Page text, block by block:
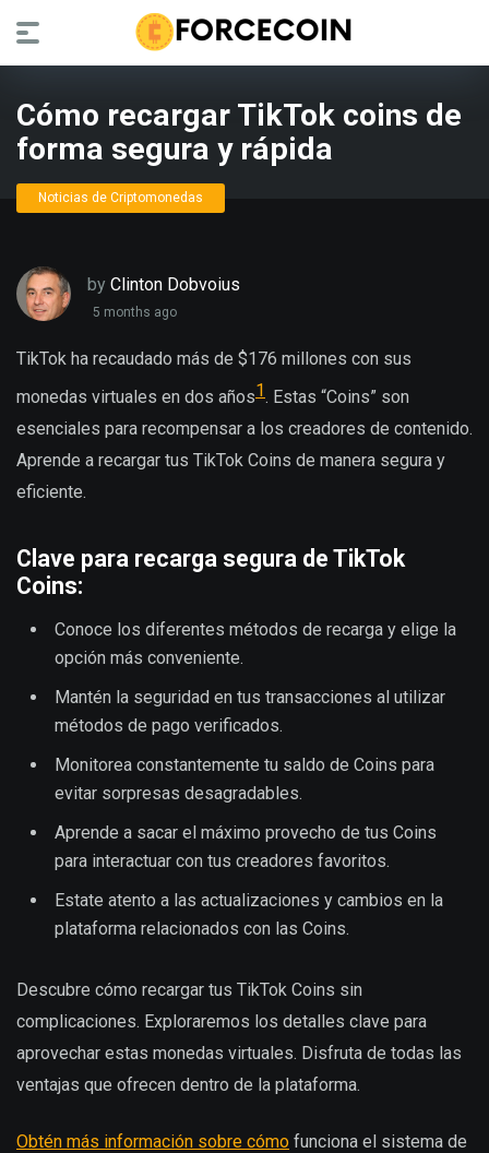
Cómo recargar TikTok coins de
forma segura y rápida
Noticias de Criptomonedas
by Clinton Dobvoius
5 months ago
TikTok ha recaudado más de $176 millones con sus
monedas virtuales en dos años1. Estas “Coins” son
esenciales para recompensar a los creadores de contenido.
Aprende a recargar tus TikTok Coins de manera segura y
eficiente.
Clave para recarga segura de TikTok
Coins:
Conoce los diferentes métodos de recarga y elige la
opción más conveniente.
Mantén la seguridad en tus transacciones al utilizar
métodos de pago verificados.
Monitorea constantemente tu saldo de Coins para
evitar sorpresas desagradables.
Aprende a sacar el máximo provecho de tus Coins
para interactuar con tus creadores favoritos.
Estate atento a las actualizaciones y cambios en la
plataforma relacionados con las Coins.
Descubre cómo recargar tus TikTok Coins sin
complicaciones. Exploraremos los detalles clave para
aprovechar estas monedas virtuales. Disfruta de todas las
ventajas que ofrecen dentro de la plataforma.
Obtén más información sobre cómo funciona el sistema de